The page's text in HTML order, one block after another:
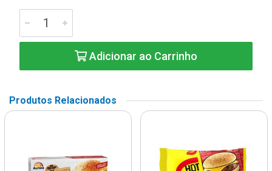
Adicionar ao Carrinho
Produtos Relacionados